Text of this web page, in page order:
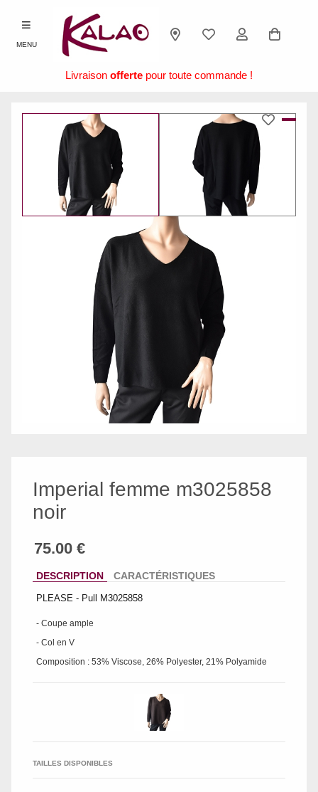
MENU
Livraison offerte pour toute commande !
Imperial femme m3025858
noir
DESCRIPTION CARACTÉRISTIQUES
PLEASE - Pull M3025858
- Coupe ample
- Col en V
Composition : 53% Viscose, 26% Polyester, 21% Polyamide
TAILLES DISPONIBLES